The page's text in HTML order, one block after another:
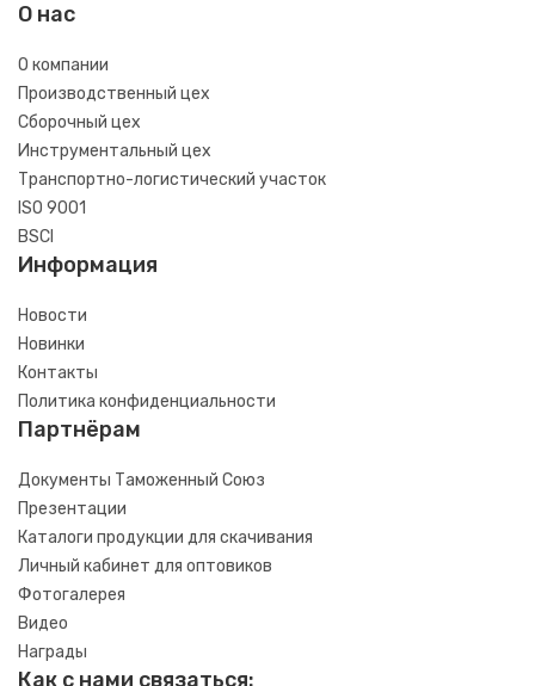
О нас
О компании
Производственный цех
Сборочный цех
Инструментальный цех
Транспортно-логистический участок
ISO 9001
BSCI
Информация
Новости
Новинки
Контакты
Политика конфиденциальности
Партнёрам
Документы Таможенный Союз
Презентации
Каталоги продукции для скачивания
Личный кабинет для оптовиков
Фотогалерея
Видео
Награды
Как с нами связаться: